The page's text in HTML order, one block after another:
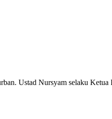
Ustad Nursyam selaku Ketua